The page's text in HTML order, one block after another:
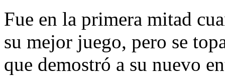
Fue en la primera mitad
su mejor juego, pero se
que demostró a su nuevo